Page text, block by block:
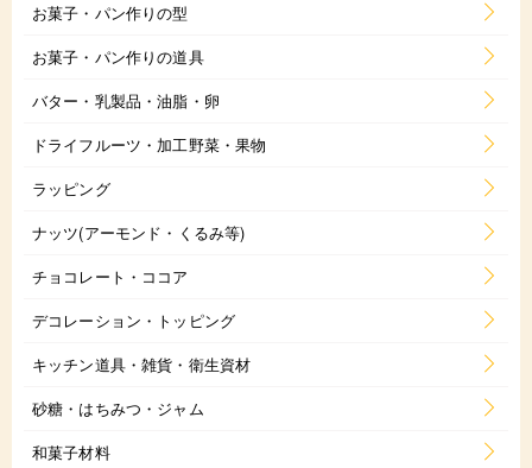
お菓子・パン作りの型
お菓子・パン作りの道具
バター・乳製品・油脂・卵
ドライフルーツ・加工野菜・果物
ラッピング
ナッツ(アーモンド・くるみ等)
チョコレート・ココア
デコレーション・トッピング
キッチン道具・雑貨・衛生資材
砂糖・はちみつ・ジャム
和菓子材料